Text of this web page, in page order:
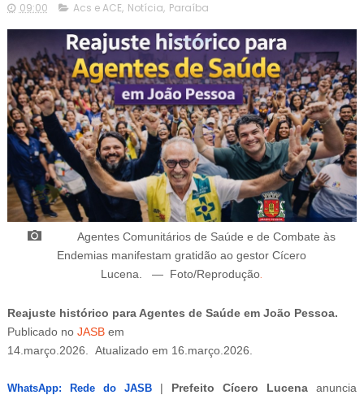
09:00 Acs e ACE, Notícia, Paraíba
Agentes Comunitários de Saúde e de Combate às
Endemias manifestam gratidão ao gestor Cícero
Lucena
— Foto/Reprodução
Reajuste histórico para Agentes de Saúde em João Pessoa.
Publicado no JASB em
14.março.2026.
Atualizado em 16.março.2026.
WhatsApp: Rede do JASB | Prefeito Cícero Lucena anuncia